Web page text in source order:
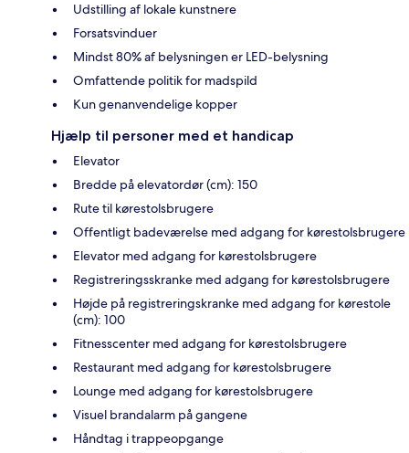
Udstilling af lokale kunstnere
Forsatsvinduer
Mindst 80% af belysningen er LED-belysning
Omfattende politik for madspild
Kun genanvendelige kopper
Hjælp til personer med et handicap
Elevator
Bredde på elevatordør (cm): 150
Rute til kørestolsbrugere
Offentligt badeværelse med adgang for kørestolsbrugere
Elevator med adgang for kørestolsbrugere
Registreringsskranke med adgang for kørestolsbrugere
Højde på registreringskranke med adgang for kørestole
(cm): 100
Fitnesscenter med adgang for kørestolsbrugere
Restaurant med adgang for kørestolsbrugere
Lounge med adgang for kørestolsbrugere
Visuel brandalarm på gangene
Håndtag i trappeopgange